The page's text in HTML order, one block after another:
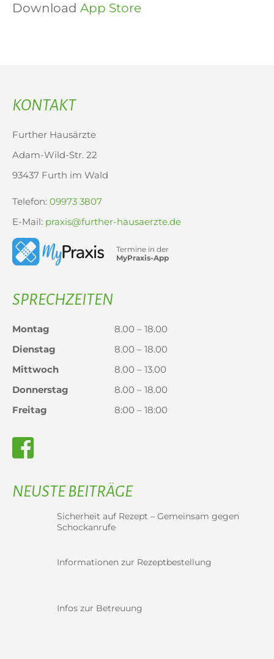
Download App Store
KONTAKT
Further Hausärzte
Adam-Wild-Str. 22
93437 Furth im Wald
Telefon: 09973 3807
E-Mail: praxis@further-hausaerzte.de
Termine in der
MyPraxis-App
SPRECHZEITEN
Montag
8.00 – 18.00
Dienstag
8.00 – 18.00
Mittwoch
8.00 – 13.00
Donnerstag
8.00 – 18.00
Freitag
8:00 – 18:00
NEUSTE BEITRÄGE
Sicherheit auf Rezept – Gemeinsam gegen
Schockanrufe
Informationen zur Rezeptbestellung
Infos zur Betreuung